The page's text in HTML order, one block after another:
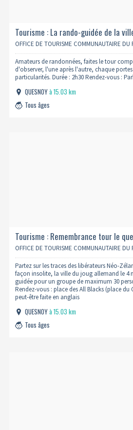
Tourisme : La rando-guidée de la
OFFICE DE TOURISME COMMUNAUTAIRE DU
Amateurs de randonnées, faites le tour
d'observer, l'une après l'autre, chaque
particularités. Durée : 2h30 Rendez-vous :
QUESNOYà 15.03 km
Tous âges
Tourisme : Remembrance tour le
OFFICE DE TOURISME COMMUNAUTAIRE DU
Partez sur les traces des libérateurs Néo-
façon insolite, la ville du joug allemand le 4
guidée pour un groupe de maximum 30
Rendez-vous : place des All Blacks (place du
peut-être faite en anglais
QUESNOYà 15.03 km
Tous âges